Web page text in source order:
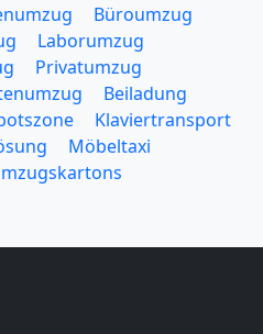
Büroumzug
Laborumzug
Privatumzug
Beiladung
Klaviertransport
Möbeltaxi